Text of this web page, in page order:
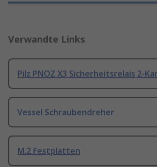
Verwandte Links
Pilz PNOZ X3 Sicherheitsrelais 2-
Vessel Schraubendreher
M.2 Festplatten